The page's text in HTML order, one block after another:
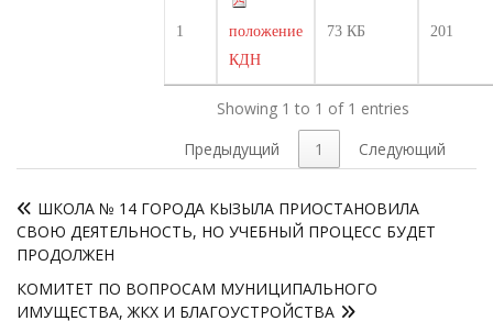
1
положение
КДН
73 КБ 201
Showing 1 to 1 of 1 entries
Предыдущий
1 Следующий
по
записям
ШКОЛА № 14 ГОРОДА КЫЗЫЛА ПРИОСТАНОВИЛА
СВОЮ ДЕЯТЕЛЬНОСТЬ, НО УЧЕБНЫЙ ПРОЦЕСС БУДЕТ
ПРОДОЛЖЕН
КОМИТЕТ ПО ВОПРОСАМ МУНИЦИПАЛЬНОГО
ИМУЩЕСТВА, ЖКХ И БЛАГОУСТРОЙСТВА